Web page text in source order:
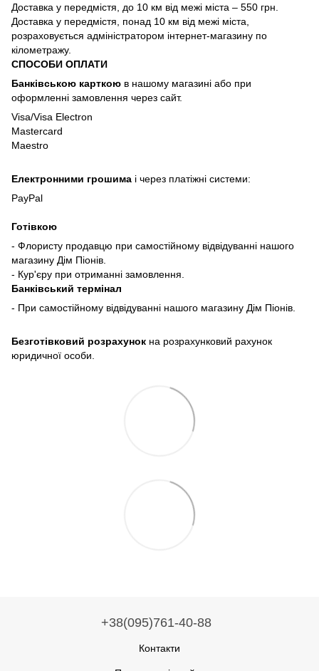
Доставка у передмістя, до 10 км від межі міста – 550 грн.
Доставка у передмістя, понад 10 км від межі міста,
розраховується адміністратором інтернет-магазину по
кілометражу.
СПОСОБИ ОПЛАТИ
Банківською карткою в нашому магазині або при
оформленні замовлення через сайт.
Visa/Visa Electron
Mastercard
Maestro
Електронними грошима і через платіжні системи:
PayPal
Готівкою
- Флористу продавцю при самостійному відвідуванні нашого
магазину Дім Піонів.
- Кур'єру при отриманні замовлення.
Банківський термінал
- При самостійному відвідуванні нашого магазину Дім Піонів.
Безготівковий розрахунок на розрахунковий рахунок
юридичної особи.
+38(095)761-40-88
Контакти